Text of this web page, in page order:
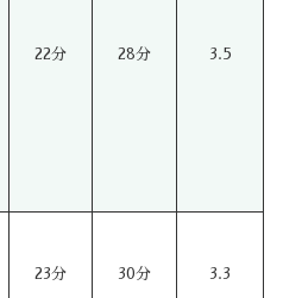
22分 28分 3.5
23分 30分 3.3